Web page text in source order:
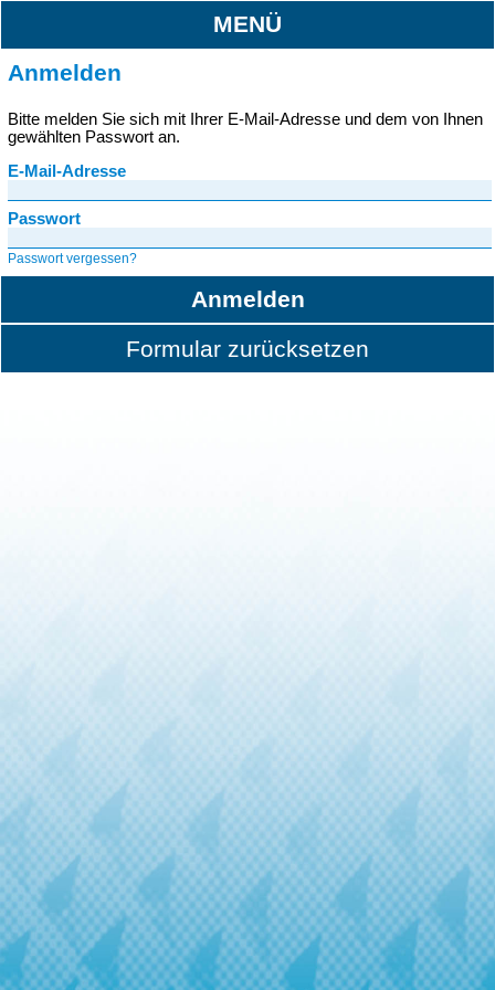
MENÜ
Anmelden
Bitte melden Sie sich mit Ihrer E-Mail-Adresse und dem von Ihnen
gewählten Passwort an.
E-Mail-Adresse
Passwort
Passwort vergessen?
Anmelden
Formular zurücksetzen